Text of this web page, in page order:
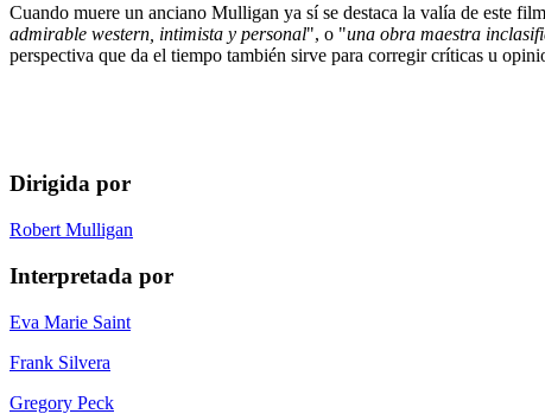
Cuando muere un anciano Mulligan ya sí se destaca la valía de este
admirable western, intimista y personal", o "una obra maestra
perspectiva que da el tiempo también sirve para corregir críticas u
Dirigida por
Robert Mulligan
Interpretada por
Eva Marie Saint
Frank Silvera
Gregory Peck